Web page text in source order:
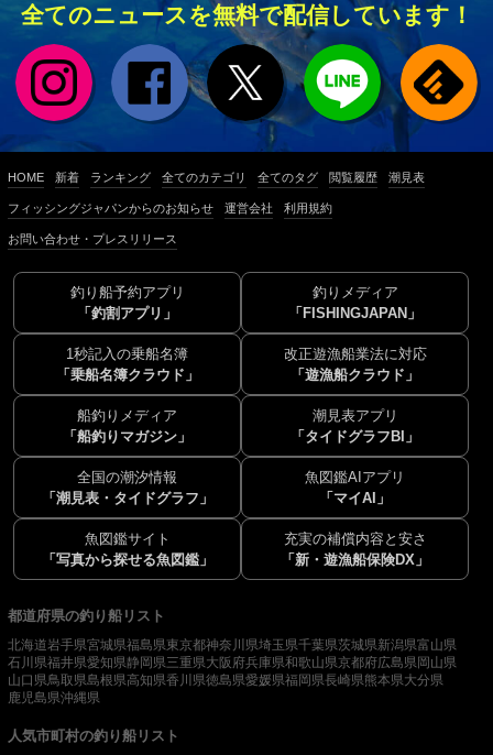
全てのニュースを無料で配信しています！
HOME 新着 ランキング 全てのカテゴリ 全てのタグ 閲覧履歴 潮見表
フィッシングジャパンからのお知らせ 運営会社 利用規約
お問い合わせ・プレスリリース
釣り船予約アプリ
「釣割アプリ」
釣りメディア
「FISHINGJAPAN」
1秒記入の乗船名簿
「乗船名簿クラウド」
改正遊漁船業法に対応
「遊漁船クラウド」
船釣りメディア
「船釣りマガジン」
潮見表アプリ
「タイドグラフBI」
全国の潮汐情報
「潮見表・タイドグラフ」
魚図鑑AIアプリ
「マイAI」
魚図鑑サイト
「写真から探せる魚図鑑」
充実の補償内容と安さ
「新・遊漁船保険DX」
都道府県の釣り船リスト
北海道岩手県宮城県福島県東京都神奈川県埼玉県千葉県茨城県新潟県富山県
石川県福井県愛知県静岡県三重県大阪府兵庫県和歌山県京都府広島県岡山県
山口県鳥取県島根県高知県香川県徳島県愛媛県福岡県長崎県熊本県大分県
鹿児島県沖縄県
人気市町村の釣り船リスト